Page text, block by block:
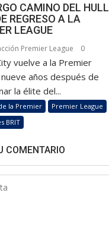
CAMINO DEL HULL
REGRESO A LA
LEAGUE
Premier League 0
vuelve a la Premier
años después de
la élite del...
la Premier
Premier League
BRIT
COMENTARIO